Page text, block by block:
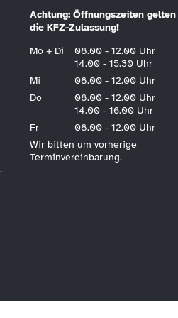
Achtung: Öffnungszeiten
die KFZ-Zulassung!
Mo + Di
08.00 - 12.00 Uhr
14.00 - 15.30 Uhr
Mi
08.00 - 12.00 Uhr
Do
08.00 - 12.00 Uhr
14.00 - 16.00 Uhr
Fr
08.00 - 12.00 Uhr
Wir bitten um vorherige
Terminvereinbarung.